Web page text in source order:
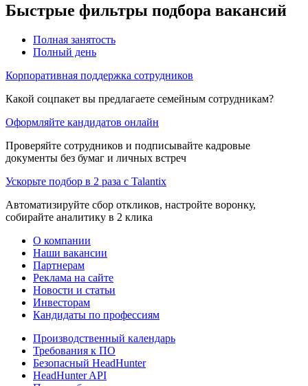
Быстрые фильтры подбора вакансий
Полная занятость
Полный день
Корпоративная поддержка сотрудников
Какой соцпакет вы предлагаете семейным сотрудникам?
Оформляйте кандидатов онлайн
Проверяйте сотрудников и подписывайте кадровые
документы без бумаг и личных встреч
Ускорьте подбор в 2 раза с Talantix
Автоматизируйте сбор откликов, настройте воронку,
собирайте аналитику в 2 клика
О компании
Наши вакансии
Партнерам
Реклама на сайте
Новости и статьи
Инвесторам
Кандидаты по профессиям
Производственный календарь
Требования к ПО
Безопасный HeadHunter
HeadHunter API